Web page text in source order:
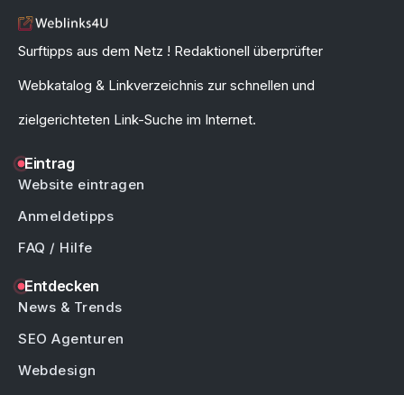
Surftipps aus dem Netz ! Redaktionell überprüfter
Webkatalog & Linkverzeichnis zur schnellen und
zielgerichteten Link-Suche im Internet.
Eintrag
Website eintragen
Anmeldetipps
FAQ / Hilfe
Entdecken
News & Trends
SEO Agenturen
Webdesign